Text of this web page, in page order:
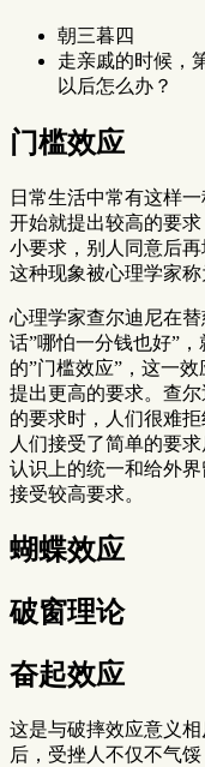
朝三暮四
走亲戚的时候，
以后怎么办？
门槛效应
日常生活中常有这样
开始就提出较高的要
小要求，别人同意后
这种现象被心理学家称
心理学家查尔迪尼在
话”哪怕一分钱也好”
的”门槛效应”，这一
提出更高的要求。查
的要求时，人们很难
人们接受了简单的要
认识上的统一和给外
接受较高要求。
蝴蝶效应
破窗理论
奋起效应
这是与破摔效应意义
后，受挫人不仅不气